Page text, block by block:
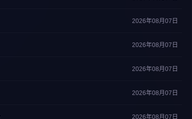
2026年08月07日
2026年08月07日
2026年08月07日
2026年08月07日
2026年08月07日